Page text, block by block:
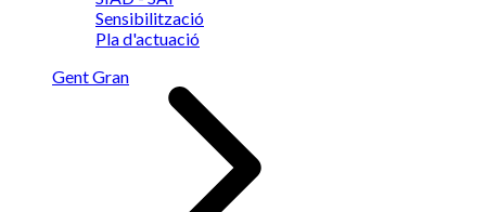
Sensibilització
Pla d'actuació
Gent Gran